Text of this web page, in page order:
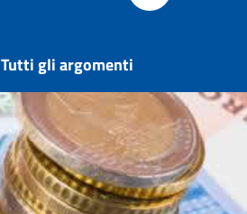
Tutti gli argomenti